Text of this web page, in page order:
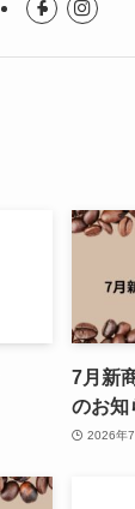
7月新
のお知
2026年